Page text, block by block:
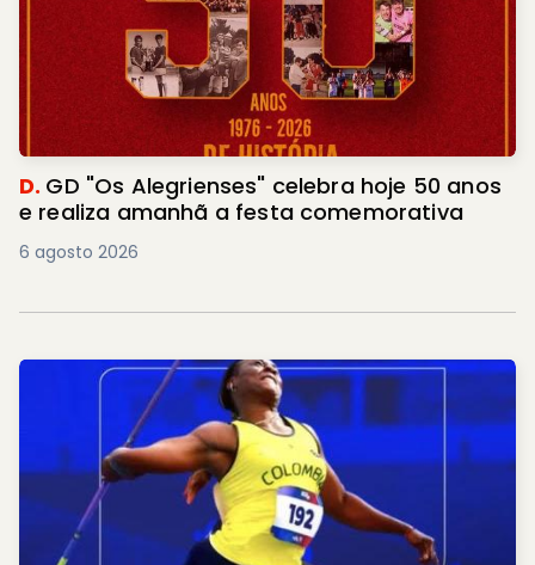
D. GD "Os Alegrienses" celebra hoje 50 anos
e realiza amanhã a festa comemorativa
6 agosto 2026